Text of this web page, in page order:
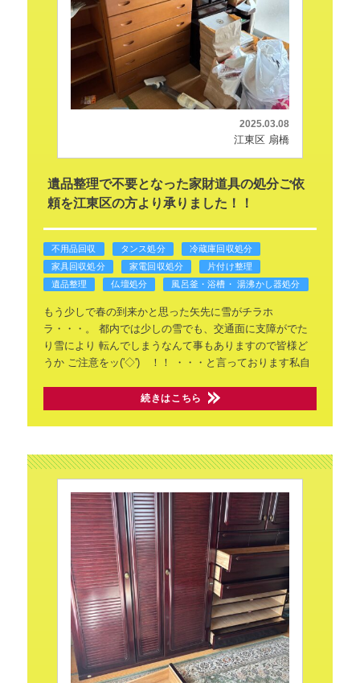
2025.03.08
江東区 扇橋
遺品整理で不要となった家財道具の処分ご依
頼を江東区の方より承りました！！
不用品回収 タンス処分
冷蔵庫回収処分
家具回収処分
家電回収処分
片付け整理
遺品整理
仏壇処分 風呂釜・浴槽・ 湯沸かし器処分
もう少しで春の到来かと思った矢先に雪がチラホ
ラ・・・。
都内では少しの雪でも、交通面に支障がでた
り雪により 転んでしまうなんて事もありますので皆様ど
うかご注意をッ('◇')ゞ！！ ・・・と言っております私自
続きはこちら